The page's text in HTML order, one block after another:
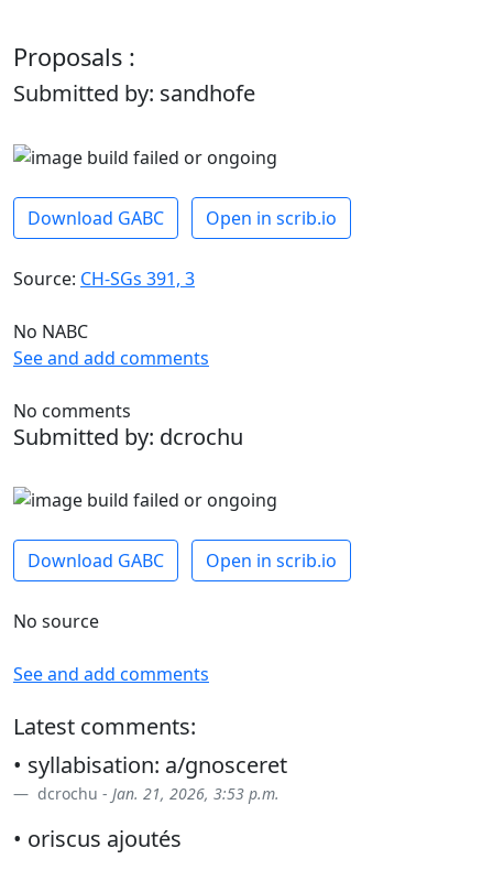
Proposals :
Submitted by: sandhofe
Download GABC Open in scrib.io
Source: CH-SGs 391, 3
No NABC
See and add comments
No comments
Submitted by: dcrochu
Download GABC Open in scrib.io
No source
See and add comments
Latest comments:
• syllabisation: a/gnosceret
dcrochu - Jan. 21, 2026, 3:53 p.m.
• oriscus ajoutés